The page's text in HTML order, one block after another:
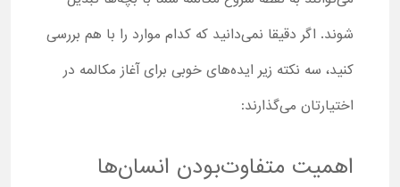
شوند. اگر دقیقا نمی‌دانید که کدام موارد را با هم بررسی
کنید، سه نکته زیر ایده‌های خوبی برای آغاز مکالمه در
اختیارتان می‌گذارند:
اهمیت متفاوت‌بودن انسان‌ها